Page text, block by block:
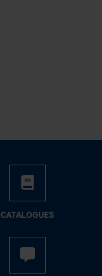
CATALOGUES